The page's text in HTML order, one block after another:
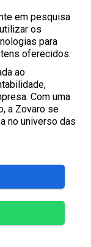
em pesquisa
os
para
oferecidos.
ao
Com uma
a Zovaro se
no universo das